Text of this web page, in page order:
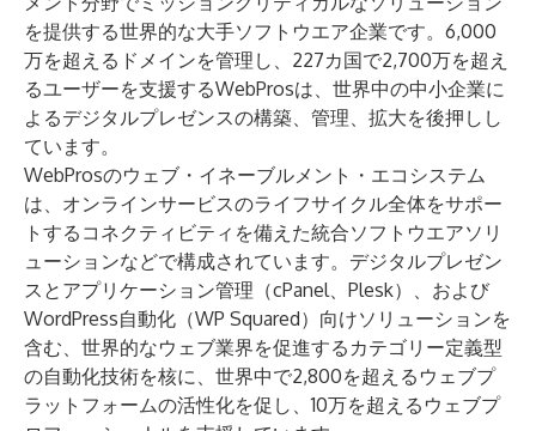
を提供する世界的な大手ソフトウエア企業です。6,000
万を超えるドメインを管理し、227カ国で2,700万を超え
るユーザーを支援するWebProsは、世界中の中小企業に
よるデジタルプレゼンスの構築、管理、拡大を後押しし
ています。
WebProsのウェブ・イネーブルメント・エコシステム
は、オンラインサービスのライフサイクル全体をサポー
トするコネクティビティを備えた統合ソフトウエアソリ
ューションなどで構成されています。デジタルプレゼン
スとアプリケーション管理（cPanel、 Plesk）、および
WordPress自動化（WP Squared）向けソリューションを
含む、世界的なウェブ業界を促進するカテゴリー定義型
の自動化技術を核に、世界中で2,800を超えるウェブプ
ラットフォームの活性化を促し、10万を超えるウェブプ